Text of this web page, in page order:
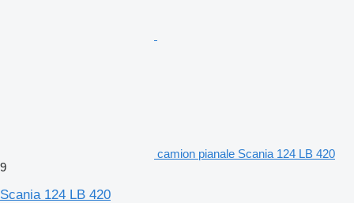
camion pianale Scania 124 LB 420
9
Scania 124 LB 420